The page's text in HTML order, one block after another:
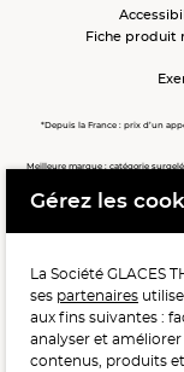
Fiche produit
*Depuis la France : prix d’un
Meilleure marque : catégorie
Meilleure chaîne de magasins,
POUR VOTRE
LÉGUMES
Gérez les
La Société GLACES
ses partenaires
aux fins suivantes :
analyser et
contenus, produits